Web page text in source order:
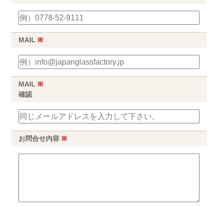
MAIL※
MAIL※
確認
お問合せ内容※